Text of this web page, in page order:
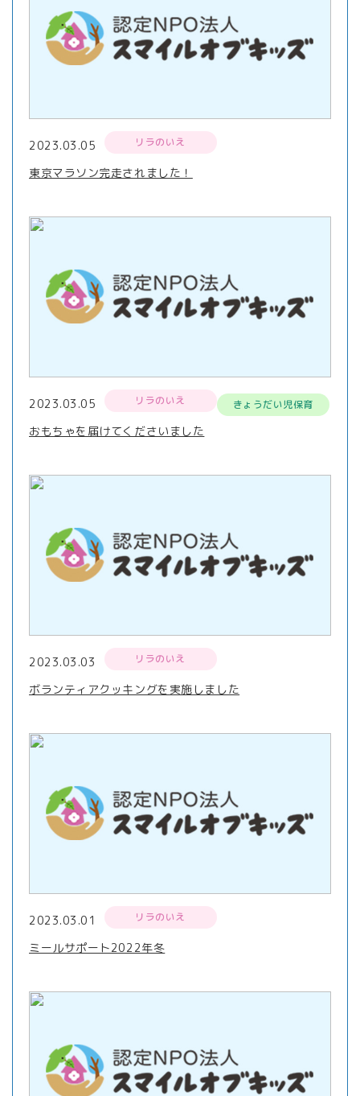
2023.03.05 リラのいえ
東京マラソン完走されました！
2023.03.05 リラのいえ きょうだい児保育
おもちゃを届けてくださいました
2023.03.03 リラのいえ
ボランティアクッキングを実施しました
2023.03.01 リラのいえ
ミールサポート2022年冬